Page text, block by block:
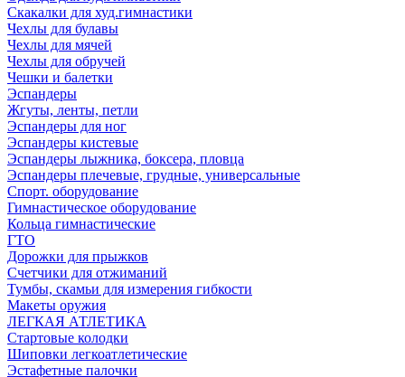
Скакалки для худ.гимнастики
Чехлы для булавы
Чехлы для мячей
Чехлы для обручей
Чешки и балетки
Эспандеры
Жгуты, ленты, петли
Эспандеры для ног
Эспандеры кистевые
Эспандеры лыжника, боксера, пловца
Эспандеры плечевые, грудные, универсальные
Спорт. оборудование
Гимнастическое оборудование
Кольца гимнастические
ГТО
Дорожки для прыжков
Счетчики для отжиманий
Тумбы, скамьи для измерения гибкости
Макеты оружия
ЛЕГКАЯ АТЛЕТИКА
Стартовые колодки
Шиповки легкоатлетические
Эстафетные палочки